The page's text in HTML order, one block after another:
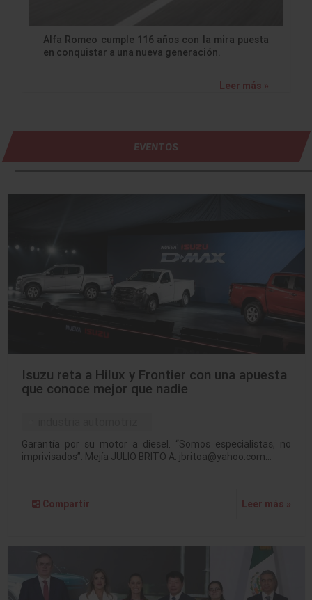
Alfa Romeo cumple 116 años con la mira puesta
en conquistar a una nueva generación.
Leer más »
EVENTOS
Isuzu reta a Hilux y Frontier con una apuesta
que conoce mejor que nadie
Garantía por su motor a diesel. “Somos especialistas, no
imprivisados”: Mejía JULIO BRITO A. jbritoa@yahoo.com…
Compartir Leer más »